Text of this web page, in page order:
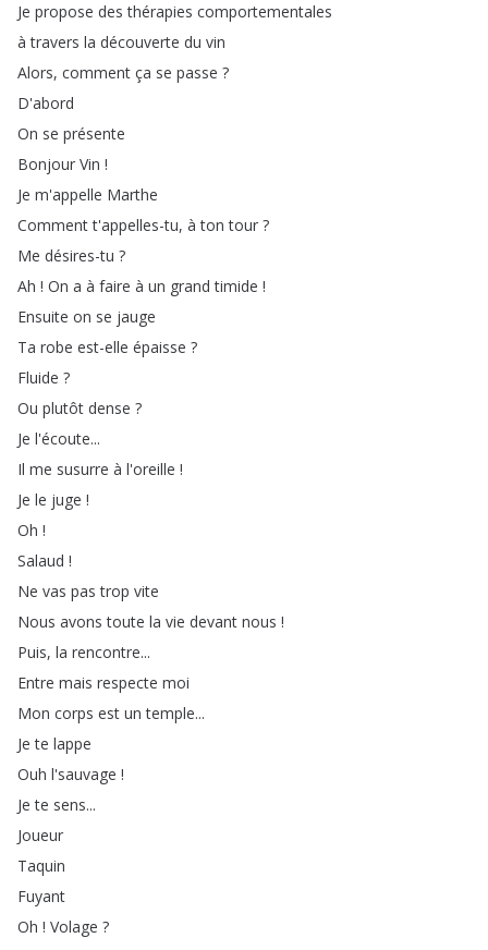
Je propose des thérapies comportementales
à travers la découverte du vin
Alors, comment ça se passe ?
D'abord
On se présente
Bonjour Vin !
Je m'appelle Marthe
Comment t'appelles-tu, à ton tour ?
Me désires-tu ?
Ah ! On a à faire à un grand timide !
Ensuite on se jauge
Ta robe est-elle épaisse ?
Fluide ?
Ou plutôt dense ?
Je l'écoute...
Il me susurre à l'oreille !
Je le juge !
Oh !
Salaud !
Ne vas pas trop vite
Nous avons toute la vie devant nous !
Puis, la rencontre...
Entre mais respecte moi
Mon corps est un temple...
Je te lappe
Ouh l'sauvage !
Je te sens...
Joueur
Taquin
Fuyant
Oh ! Volage ?